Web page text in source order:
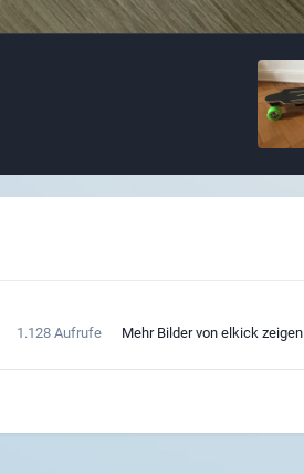
1.128 Aufrufe Mehr Bilder von elkick zeigen